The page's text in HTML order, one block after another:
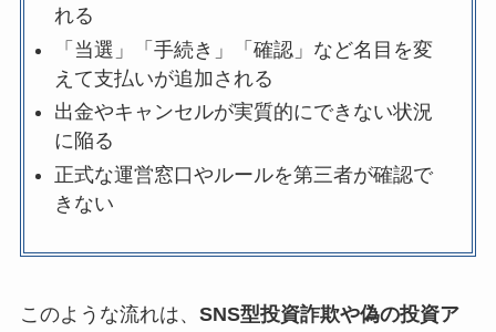
れる
「当選」「手続き」「確認」など名目を変
えて支払いが追加される
出金やキャンセルが実質的にできない状況
に陥る
正式な運営窓口やルールを第三者が確認で
きない
このような流れは、 SNS型投資詐欺や偽の投資ア